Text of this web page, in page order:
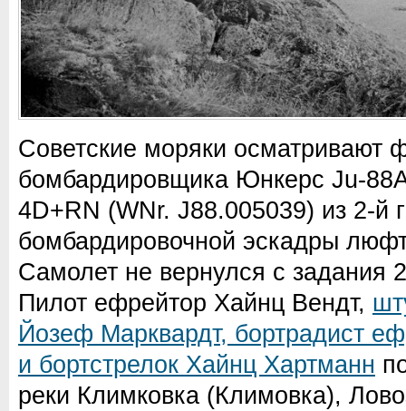
Советские моряки осматривают
бомбардировщика Юнкерс Ju-
4D+RN (WNr. J88.005039) из 2-й
бомбардировочной эскадры
Самолет не вернулся с задания
Пилот ефрейтор Хайнц Вендт,
Йозеф Марквардт, бортрадист
и бортстрелок Хайнц Хартманн
реки Климковка (Климовка),